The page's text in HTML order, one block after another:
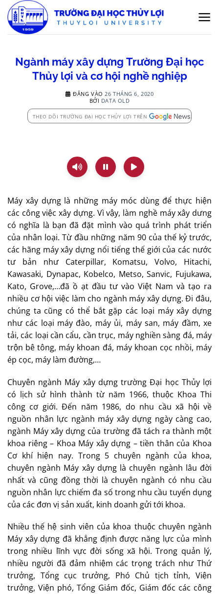
qua
nội
Ngành máy xây dựng Trường Đại học
Thủy lợi và cơ hội nghề nghiệp
ĐĂNG VÀO 26 THÁNG 6, 2020
BỞI DATA OLD
THEO DÕI TRƯỜNG ĐẠI HỌC THỦY LỢI TRÊN
Máy xây dựng là những máy móc dùng để thực hiện
các công việc xây dựng. Vì vậy, làm nghề máy xây dưng
có nghĩa là bạn đã đặt mình vào quá trình phát triển
của nhân loại. Từ đầu những năm 90 của thế kỷ trước,
các hãng máy xây dựng nổi tiếng thế giới của các nước
tư bản như Caterpillar, Komatsu, Volvo, Hitachi,
Kawasaki, Dynapac, Kobelco, Metso, Sanvic, Fujukawa,
Kato, Grove,…đã ồ ạt đầu tư vào Việt Nam và tạo ra
nhiều cơ hội việc làm cho ngành máy xây dựng. Đi đâu,
chúng ta cũng có thể bắt gặp các loại máy xây dựng
như các loại máy đào, máy ủi, máy san, máy đầm, xe
tải, các loại cần cẩu, cần trục, máy nghiền sàng đá, máy
trộn bê tông, máy khoan đá, máy khoan cọc nhồi, máy
ép cọc, máy làm đường,…
Chuyên ngành Máy xây dựng trường Đại học Thủy lợi
có lịch sử hình thành từ năm 1966, thuộc Khoa Thi
công cơ giới. Đến năm 1986, do nhu cầu xã hội về
nguồn nhân lực ngành máy xây dựng ngày càng cao,
ngành Máy xây dựng của trường đã tách ra thành một
khoa riêng – Khoa Máy xây dựng – tiền thân của Khoa
Cơ khí hiện nay. Trong 5 chuyên ngành của khoa,
chuyên ngành Máy xây dựng là chuyên ngành lâu đời
nhất và cũng đồng thời là chuyên ngành có nhu cầu
nguồn nhân lực chiếm đa số trong nhu cầu tuyển dụng
của các đơn vị sản xuất, kinh doanh gửi tới khoa.
Nhiều thế hệ sinh viên của khoa thuộc chuyên ngành
Máy xây dựng đã khẳng định được năng lực của mình
trong nhiều lĩnh vực đời sống xã hội. Trong quản lý,
nhiều người đã đảm nhiệm các trọng trách như Thứ
trưởng, Tổng cục trưởng, Phó Chủ tịch tỉnh, Viện
trưởng, Viện phó, Tổng Giám đốc, Giám đốc các công